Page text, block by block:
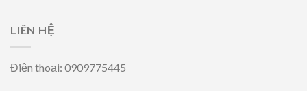
LIÊN HỆ
Điện thoại: 0909775445